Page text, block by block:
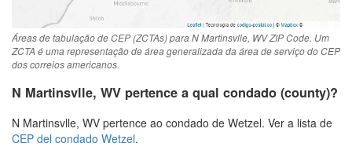
Áreas de tabulação de CEP (ZCTAs) para N Martinsvlle, WV ZIP Code. Um
ZCTA é uma representação de área generalizada da área de serviço do CEP
dos correios americanos.
N Martinsvlle, WV pertence a qual condado (county)?
N Martinsvlle, WV pertence ao condado de Wetzel. Ver a lista de
CEP del condado Wetzel.